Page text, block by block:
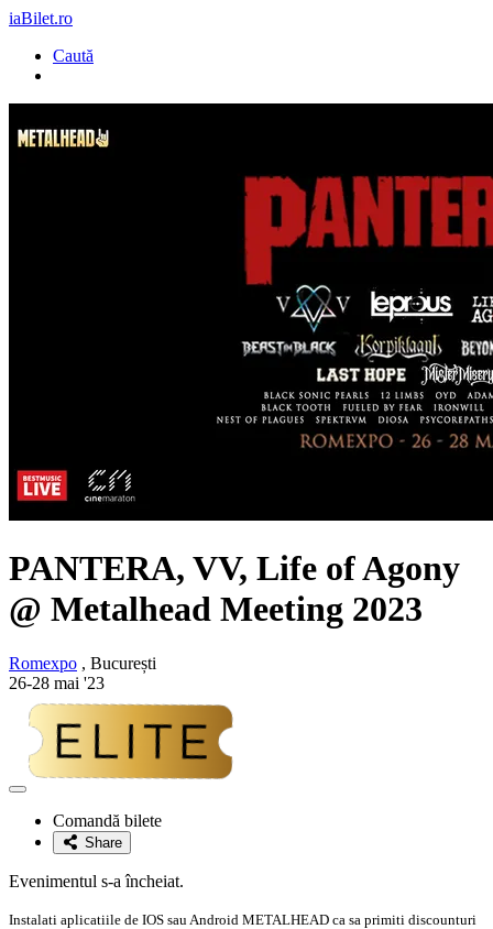
iaBilet.ro
Caută
PANTERA, VV, Life of Agony
@ Metalhead Meeting 2023
Romexpo , București
26-28 mai '23
Adaugă
favoriteComandă bilete
Share
Evenimentul s-a încheiat.
Instalati aplicatiile de IOS sau Android METALHEAD ca sa primiti discounturi